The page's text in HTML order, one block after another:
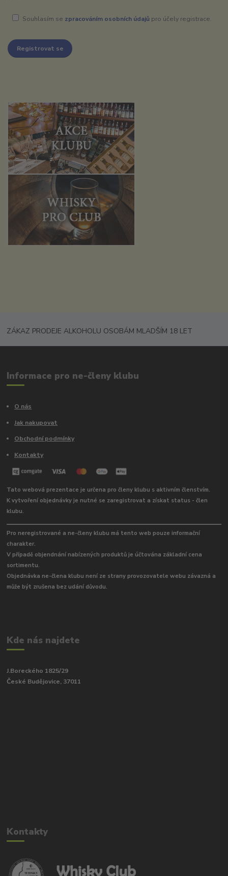
Souhlasím se zpracováním osobních údajů pro účely registrace.
Registrovat se
ZÁKAZ PRODEJE ALKOHOLU OSOBÁM MLADŠÍM 18 LET
Informace pro ne-členy klubu
O nás
Jak nakupovat
Obchodní podmínky
Kontakty
Tato webová prezentace je určena pro členy klubu s aktivním členstvím.
K vytvoření objednávky je nutné se zaregistrovat a získat status - člen
klubu.
Pro neregistrované a ne-členy klubu má tento web pouze informační
charakter.
V případě objendnání nabízených produktů je účtována základní cena
sortimentu.
Objednávka ne-člena klubu není ze strany provozovatele webu závazná a
může být zrušena bez udání důvodu.
Kde nás najdete
J.Boreckého 1825/29
České Budějovice, 37011
Kontakty